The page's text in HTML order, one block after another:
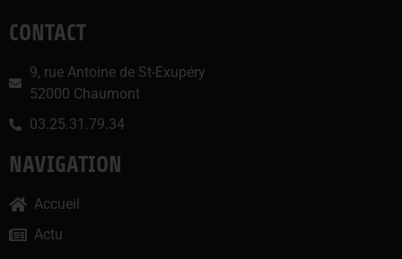
CONTACT
9, rue Antoine de St-Exupéry
52000 Chaumont
03.25.31.79.34
NAVIGATION
Accueil
Actu